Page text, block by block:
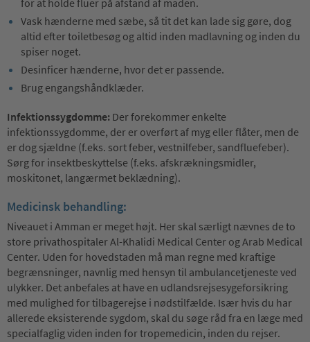
Vask hænderne med sæbe, så tit det kan lade sig gøre, dog
altid efter toiletbesøg og altid inden madlavning og inden du
spiser noget.
Desinficer hænderne, hvor det er passende.
Brug engangshåndklæder.
Infektionssygdomme: Der forekommer enkelte
infektionssygdomme, der er overført af myg eller flåter, men de
er dog sjældne (f.eks. sort feber, vestnilfeber, sandfluefeber).
Sørg for insektbeskyttelse (f.eks. afskrækningsmidler,
moskitonet, langærmet beklædning).
Medicinsk behandling:
Niveauet i Amman er meget højt. Her skal særligt nævnes de to
store privathospitaler Al-Khalidi Medical Center og Arab Medical
Center. Uden for hovedstaden må man regne med kraftige
begrænsninger, navnlig med hensyn til ambulancetjeneste ved
ulykker. Det anbefales at have en udlandsrejsesygeforsikring
med mulighed for tilbagerejse i nødstilfælde. Især hvis du har
allerede eksisterende sygdom, skal du søge råd fra en læge med
specialfaglig viden inden for tropemedicin, inden du rejser.